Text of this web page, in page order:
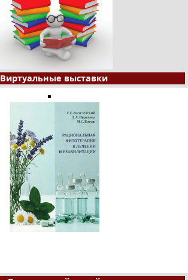
Виртуальные выставки